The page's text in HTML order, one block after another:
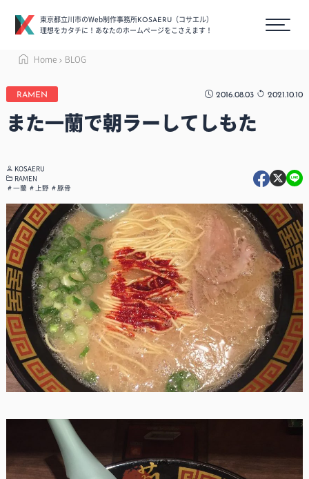
東京都立川市のWeb制作事務所KOSAERU
（コサエル）
理想をカタチに！あなたのホームページをこさえます！
Home BLOG
RAMEN 2016.08.03 2021.10.10
また一蘭で朝ラーしてしもた
KOSAERU
RAMEN
一蘭
上野 豚骨